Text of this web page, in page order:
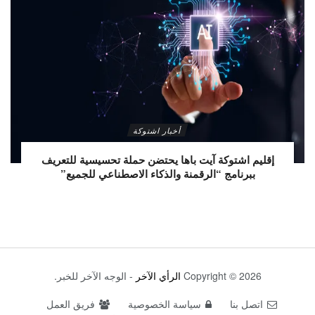
أخبار اشتوكة
إقليم اشتوكة آيت باها يحتضن حملة تحسيسية للتعريف
ببرنامج “الرقمنة والذكاء الاصطناعي للجميع”
Copyright © 2026 الرأي الآخر - الوجه الآخر للخبر.
اتصل بنا
سياسة الخصوصية
فريق العمل